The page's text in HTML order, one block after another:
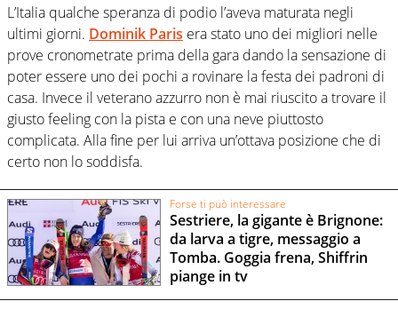
L’Italia qualche speranza di podio l’aveva maturata negli
ultimi giorni. Dominik Paris era stato uno dei migliori nelle
prove cronometrate prima della gara dando la sensazione di
poter essere uno dei pochi a rovinare la festa dei padroni di
casa. Invece il veterano azzurro non è mai riuscito a trovare il
giusto feeling con la pista e con una neve piuttosto
complicata. Alla fine per lui arriva un’ottava posizione che di
certo non lo soddisfa.
Forse ti può interessare
Sestriere, la gigante è Brignone:
da larva a tigre, messaggio a
Tomba. Goggia frena, Shiffrin
piange in tv